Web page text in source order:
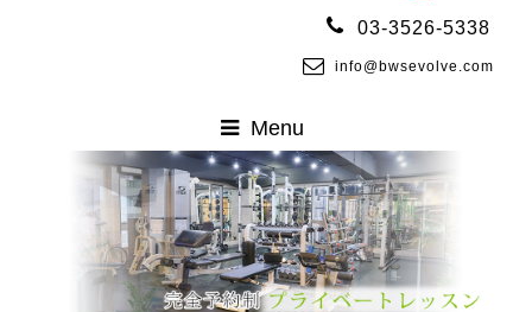
03-3526-5338
info@bwsevolve.com